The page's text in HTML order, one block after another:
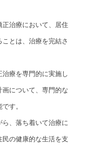
治療において、居住
とは、治療を完結さ
療を専門的に実施し
について、専門的な
す。
、落ち着いて治療に
の健康的な生活を支